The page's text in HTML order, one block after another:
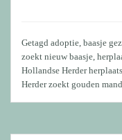
Getagd adoptie baasje
zoekt nieuw baasje
Hollandse Herder
Herder zoekt gouden mand